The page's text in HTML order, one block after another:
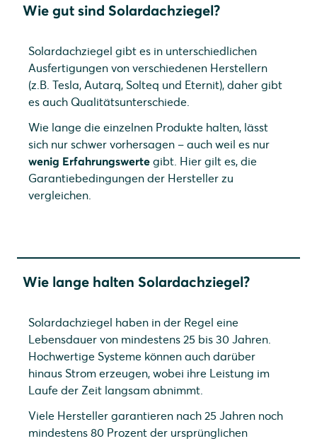
Wie gut sind Solardachziegel?
Solardachziegel gibt es in unterschiedlichen
Ausfertigungen von verschiedenen Herstellern
(z.B. Tesla, Autarq, Solteq und Eternit), daher gibt
es auch Qualitätsunterschiede.
Wie lange die einzelnen Produkte halten, lässt
sich nur schwer vorhersagen – auch weil es nur
wenig Erfahrungswerte gibt. Hier gilt es, die
Garantiebedingungen der Hersteller zu
vergleichen.
Wie lange halten Solardachziegel?
Solardachziegel haben in der Regel eine
Lebensdauer von mindestens 25 bis 30 Jahren.
Hochwertige Systeme können auch darüber
hinaus Strom erzeugen, wobei ihre Leistung im
Laufe der Zeit langsam abnimmt.
Viele Hersteller garantieren nach 25 Jahren noch
mindestens 80 Prozent der ursprünglichen